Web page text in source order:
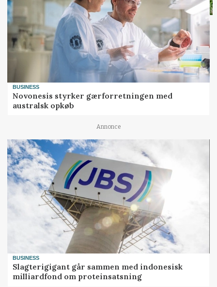
BUSINESS
Novonesis styrker gærforretningen med
australsk opkøb
Annonce
BUSINESS
Slagterigigant går sammen med indonesisk
milliardfond om proteinsatsning